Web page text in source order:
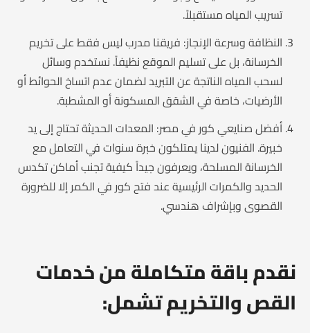
تسريب المياه مستقبلاً.
النظافة وسرعة الإنجاز: فريقنا مدرب ليس فقط على تخريم
الخرسانة، بل على تسليم الموقع نظيفاً. نستخدم وسائل
لسحب المياه الناتجة عن التبريد لضمان عدم اتساخ الحوائط أو
الأرضيات، خاصة في الشقق المسكونة أو المشطبة.
أفضل صنايعي كور في مصر: المعدات الحديثة تحتاج إلى يد
خبيرة. الفنيون لدينا يمتلكون خبرة سنوات في التعامل مع
الخرسانة المسلحة، ويعرفون جيداً كيفية تجنب أماكن تكدس
الحديد والكمرات الرئيسية عند فتح كور في الكمر إلا للضرورة
القصوى وبإشراف هندسي.
نقدم باقة متكاملة من خدمات
القص والتخريم تشمل: